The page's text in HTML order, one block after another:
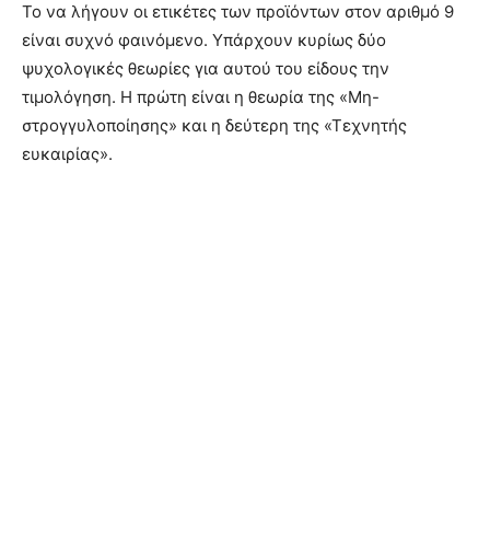
Το να λήγουν οι ετικέτες των προϊόντων στον αριθμό 9
είναι συχνό φαινόμενο. Υπάρχουν κυρίως δύο
ψυχολογικές θεωρίες για αυτού του είδους την
τιμολόγηση. Η πρώτη είναι η θεωρία της «Μη-
στρογγυλοποίησης» και η δεύτερη της «Τεχνητής
ευκαιρίας».